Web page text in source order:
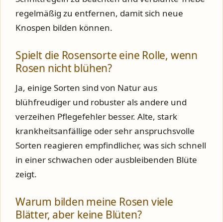
regelmäßig zu entfernen, damit sich neue
Knospen bilden können.
Spielt die Rosensorte eine Rolle, wenn
Rosen nicht blühen?
Ja, einige Sorten sind von Natur aus
blühfreudiger und robuster als andere und
verzeihen Pflegefehler besser. Alte, stark
krankheitsanfällige oder sehr anspruchsvolle
Sorten reagieren empfindlicher, was sich schnell
in einer schwachen oder ausbleibenden Blüte
zeigt.
Warum bilden meine Rosen viele
Blätter, aber keine Blüten?